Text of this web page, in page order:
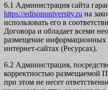
6.1 Администрация сайта
https://edisonuniversity.ru на
использовать его в
Договора и обладает всеми
размещение информационных
интернет-сайтах (Ресурсах).
6.2 Администрация,
корректностью размещаемой
при этом не несет